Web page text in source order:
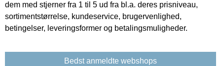
dem med stjerner fra 1 til 5 ud fra bl.a. deres prisniveau,
sortimentstørrelse, kundeservice, brugervenlighed,
betingelser, leveringsformer og betalingsmuligheder.
Bedst anmeldte webshops